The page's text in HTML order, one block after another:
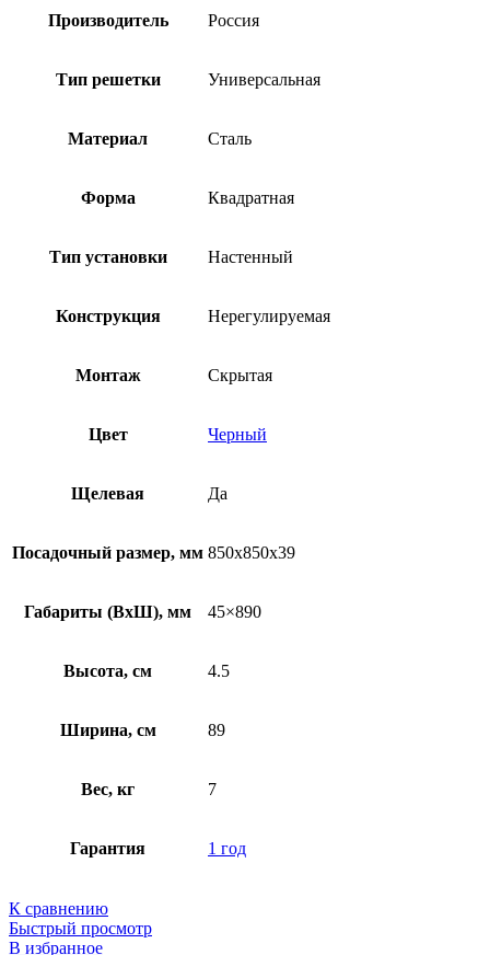
Производитель Россия
Тип решетки Универсальная
Материал Сталь
Форма Квадратная
Тип установки Настенный
Конструкция Нерегулируемая
Монтаж Скрытая
Цвет Черный
Щелевая Да
Посадочный размер, мм 850x850x39
Габариты (ВхШ), мм 45×890
Высота, см 4.5
Ширина, см 89
Вес, кг 7
Гарантия 1 год
К сравнению
Быстрый просмотр
В избранное